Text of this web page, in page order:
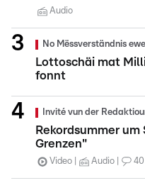
Audio
No Mëssverständnis
Lottoschäi mat
fonnt
Invité vun der
Rekordsummer
Grenzen"
Video Audio 40